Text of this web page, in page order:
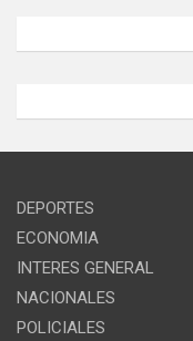
DEPORTES
ECONOMIA
INTERES GENERAL
NACIONALES
POLICIALES